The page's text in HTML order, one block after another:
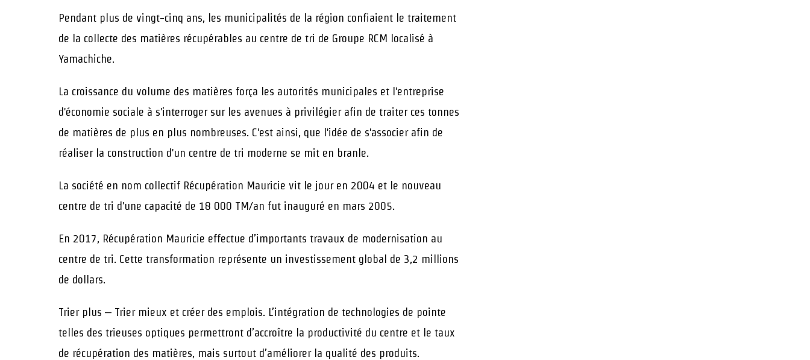
Pendant plus de vingt-cinq ans, les municipalités de la région confiaient le traitement
de la collecte des matières récupérables au centre de tri de Groupe RCM localisé à
Yamachiche.
La croissance du volume des matières força les autorités municipales et l'entreprise
d'économie sociale à s'interroger sur les avenues à privilégier afin de traiter ces tonnes
de matières de plus en plus nombreuses. C'est ainsi, que l'idée de s'associer afin de
réaliser la construction d'un centre de tri moderne se mit en branle.
La société en nom collectif Récupération Mauricie vit le jour en 2004 et le nouveau
centre de tri d'une capacité de 18 000 TM/an fut inauguré en mars 2005.
En 2017, Récupération Mauricie effectue d’importants travaux de modernisation au
centre de tri. Cette transformation représente un investissement global de 3,2 millions
de dollars.
Trier plus – Trier mieux et créer des emplois. L’intégration de technologies de pointe
telles des trieuses optiques permettront d’accroître la productivité du centre et le taux
de récupération des matières, mais surtout d’améliorer la qualité des produits.